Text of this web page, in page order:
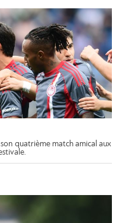
quatrième match amical aux